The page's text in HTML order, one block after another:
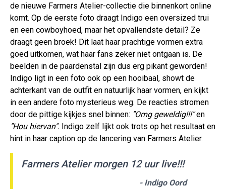
de nieuwe Farmers Atelier-collectie die binnenkort online
komt. Op de eerste foto draagt Indigo een oversized trui
en een cowboyhoed, maar het opvallendste detail? Ze
draagt geen broek! Dit laat haar prachtige vormen extra
goed uitkomen, wat haar fans zeker niet ontgaan is. De
beelden in de paardenstal zijn dus erg pikant geworden!
Indigo ligt in een foto ook op een hooibaal, showt de
achterkant van de outfit en natuurlijk haar vormen, en kijkt
in een andere foto mysterieus weg. De reacties stromen
door de pittige kijkjes snel binnen: "Omg geweldig!!!"en
"Hou hiervan". Indigo zelf lijkt ook trots op het resultaat en
hint in haar caption op de lancering van Farmers Atelier.
Farmers Atelier morgen 12 uur live!!!
- Indigo Oord